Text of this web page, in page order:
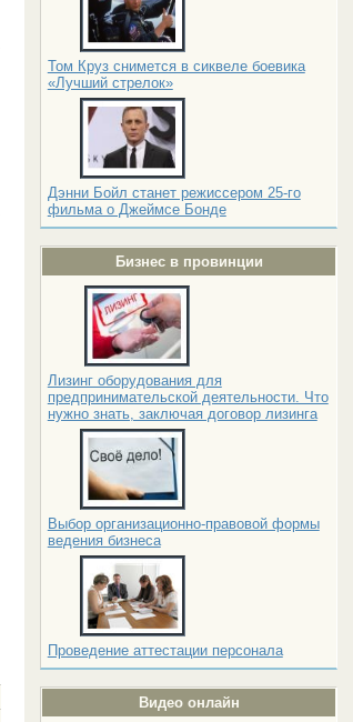
Том Круз снимется в сиквеле боевика
«Лучший стрелок»
Дэнни Бойл станет режиссером 25-го
фильма о Джеймсе Бонде
Бизнес в провинции
Лизинг оборудования для
предпринимательской деятельности. Что
нужно знать, заключая договор лизинга
Выбор организационно-правовой формы
ведения бизнеса
Проведение аттестации персонала
Видео онлайн